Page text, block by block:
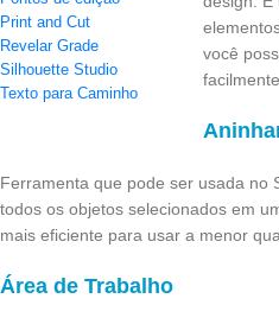
Print and Cut
Revelar Grade
Silhouette Studio
Texto para Caminho
você
Ferramenta que pode ser usada no
todos os objetos selecionados em
mais eficiente para usar a menor
Área de Trabalho